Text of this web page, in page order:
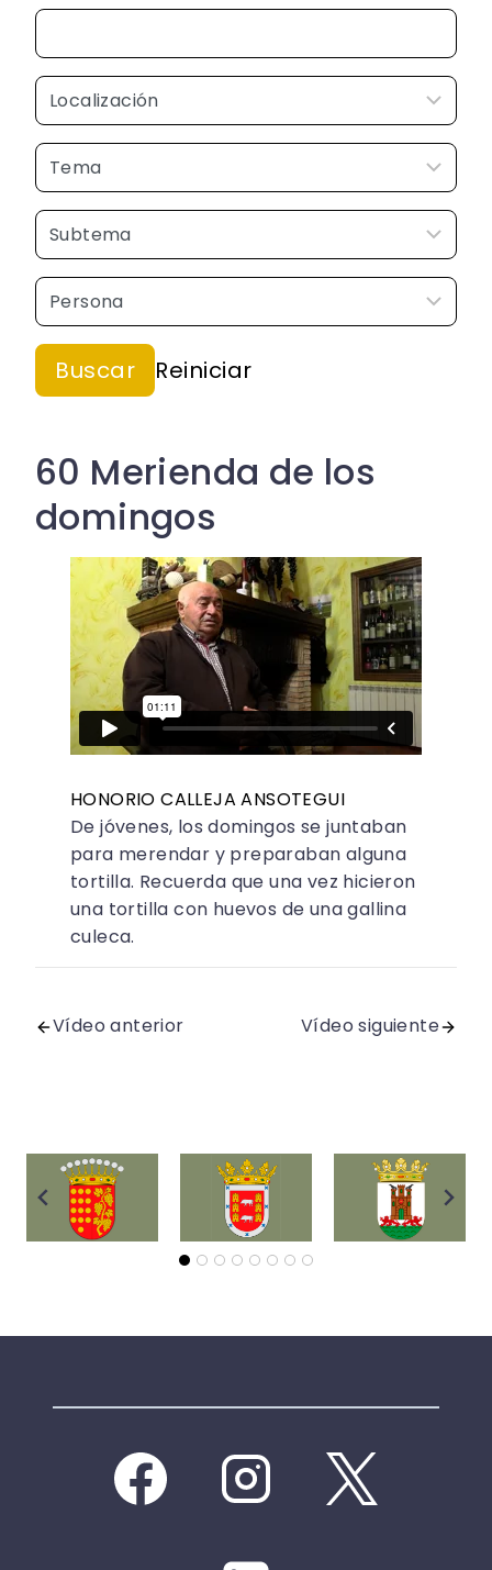
60 Merienda de los
domingos
HONORIO CALLEJA ANSOTEGUI
De jóvenes, los domingos se juntaban
para merendar y preparaban alguna
tortilla. Recuerda que una vez hicieron
una tortilla con huevos de una gallina
culeca.
Vídeo anterior Vídeo siguiente